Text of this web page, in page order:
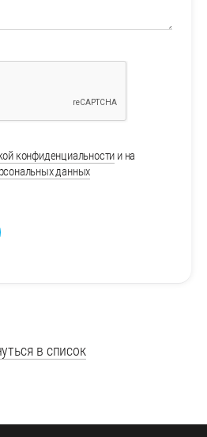
конфиденциальности и на
данных
в список